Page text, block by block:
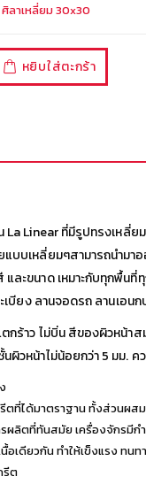
ศิลาเหลี่ยม 30x30
หยิบใส่ตะกร้า
Linear ที่มีรูปทรงเหลี่ย
บบเหลี่ยมๆสามารถนำมา
ละขนาด เหมาะกับทุกพื้นที่
เบียง ลานจอดรถ ลานเอน
กร้าว ไม่บิ่น สีของผิวหน้า
ผิวหน้าไม่น้อยกว่า 5 มม. ค
ตที่ได้มาตราฐาน ทั้งส่วนผ
รผลิตที่ทันสมัย เครื่องจักรมี
อเดียวกัน ทำให้เข็งแรง ทน
รีต